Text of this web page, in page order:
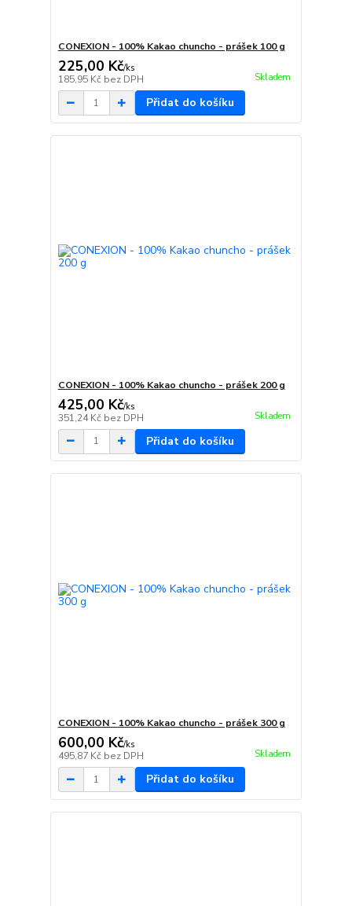
CONEXION - 100% Kakao chuncho - prášek 100 g
225,00 Kč/ks
185,95 Kč bez DPH Skladem
Přidat do košíku
CONEXION - 100% Kakao chuncho - prášek 200 g
425,00 Kč/ks
351,24 Kč bez DPH Skladem
Přidat do košíku
CONEXION - 100% Kakao chuncho - prášek 300 g
600,00 Kč/ks
495,87 Kč bez DPH Skladem
Přidat do košíku